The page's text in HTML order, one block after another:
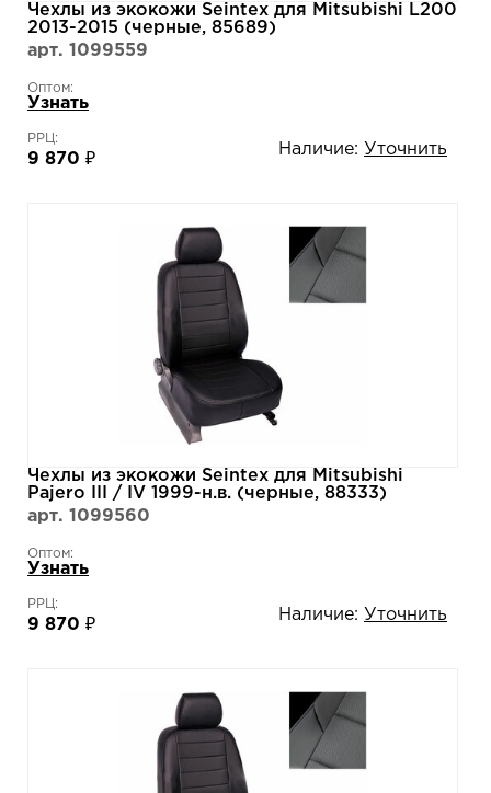
Чехлы из экокожи Seintex для Mitsubishi L200
2013-2015 (черные, 85689)
арт. 1099559
Оптом:
Узнать
РРЦ:
9 870 ₽
Наличие: Уточнить
Чехлы из экокожи Seintex для Mitsubishi
Pajero III / IV 1999-н.в. (черные, 88333)
арт. 1099560
Оптом:
Узнать
РРЦ:
9 870 ₽
Наличие: Уточнить